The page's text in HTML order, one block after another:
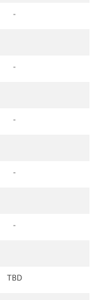
-
-
-
-
-
TBD